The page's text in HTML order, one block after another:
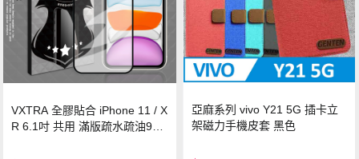
VXTRA 全膠貼合 iPhone 11 / X
R 6.1吋 共用 滿版疏水疏油9H
亞麻系列 vivo Y21 5G 插卡立
架磁力手機皮套 黑色